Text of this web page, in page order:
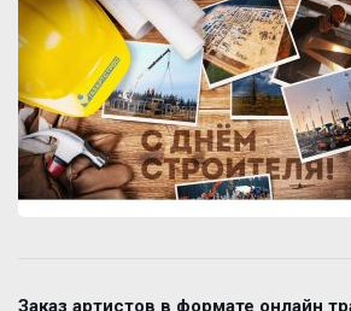
Заказ артистов в формате онлайн